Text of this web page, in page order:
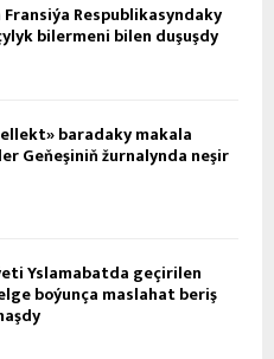
Respublikasyndaky
bilermeni bilen duşuşdy
baradaky makala
Geňeşiniň žurnalynda neşir
Yslamabatda geçirilen
boýunça maslahat beriş